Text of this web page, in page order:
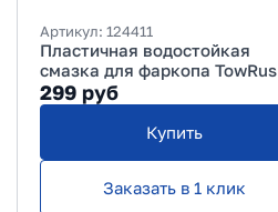
Артикул: 124411
Пластичная водостойкая
смазка для фаркопа TowRus
299 руб
Купить
Заказать в 1 клик